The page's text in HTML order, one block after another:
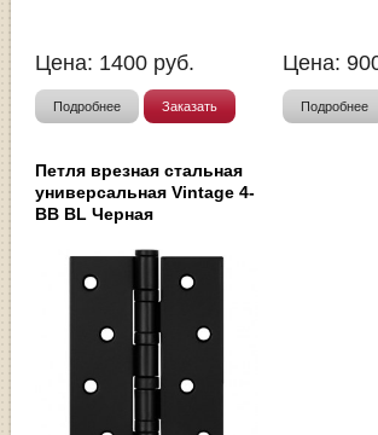
Цена: 1400 руб.
Подробнее Заказать
Цена:
Подробнее
Петля врезная стальная
универсальная Vintage 4-
BB BL Черная